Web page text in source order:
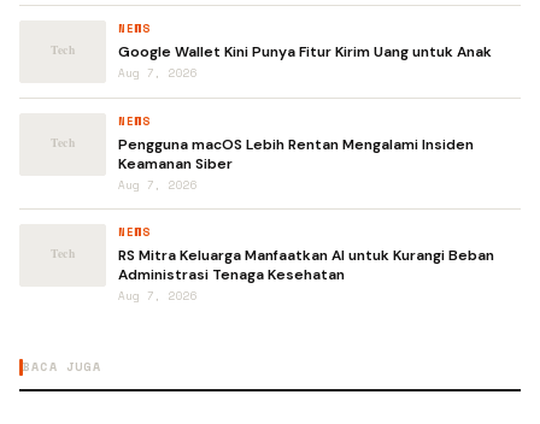
NEWS
Google Wallet Kini Punya Fitur Kirim Uang untuk Anak
Aug 7, 2026
NEWS
Pengguna macOS Lebih Rentan Mengalami Insiden
Keamanan Siber
Aug 7, 2026
NEWS
RS Mitra Keluarga Manfaatkan AI untuk Kurangi Beban
Administrasi Tenaga Kesehatan
Aug 7, 2026
BACA JUGA